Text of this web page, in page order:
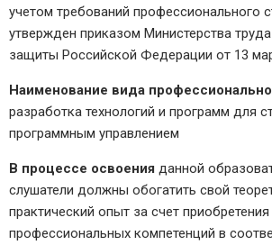
учетом требований профессионального
утвержден приказом Министерства
защиты Российской Федерации от 13
Наименование вида
разработка технологий и программ для
программным управлением
В процессе освоения данной
слушатели должны обогатить свой
практический опыт за счет
профессиональных компетенций в